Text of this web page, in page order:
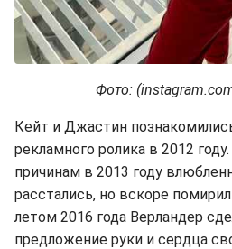
Фото:
Кейт и Джастин
рекламного ролика в 2012
причинам в 2013 году
расстались, но вскоре
летом 2016 года Верландер
предложение руки и сердца